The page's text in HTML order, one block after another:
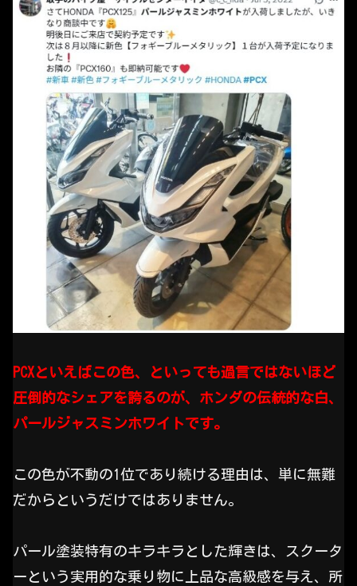
PCXといえばこの色、といっても過言ではないほど
圧倒的なシェアを誇るのが、ホンダの伝統的な白、
パールジャスミンホワイトです。
この色が不動の1位であり続ける理由は、単に無難
だからというだけではありません。
パール塗装特有のキラキラとした輝きは、スクータ
ーという実用的な乗り物に上品な高級感を与え、所